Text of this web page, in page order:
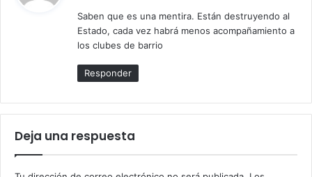
e
:
Saben que es una mentira. Están destruyendo al
Estado, cada vez habrá menos acompañamiento a
los clubes de barrio
Responder
Deja una respuesta